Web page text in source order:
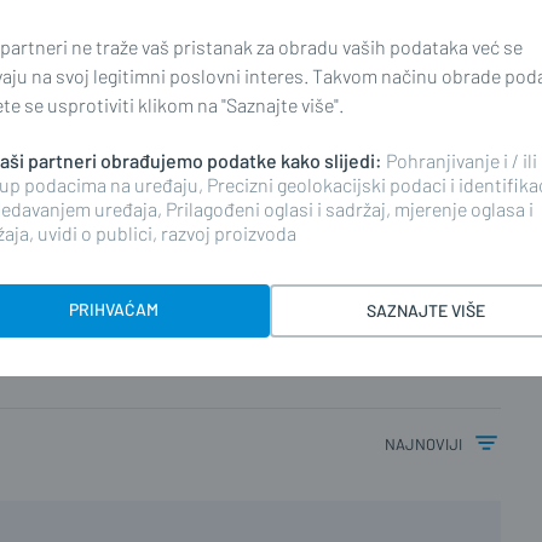
zločin prema temeljnim
Hrvatska. Naša Vlada ima
nedavne prošlosti,
, potpredsjednik Vlade i
najnoviji
ne traže vaš pristanak za obradu vaših podataka već se
na svoj legitimni poslovni interes. Takvom načinu obrade
se usprotiviti klikom na "Saznajte više".
partneri obrađujemo podatke kako slijedi: Pohranjivanje i / ili
podacima na uređaju, Precizni geolokacijski podaci i
uređaja, Prilagođeni oglasi i sadržaj, mjerenje oglasa i
uvidi o publici, razvoj proizvoda
PRIHVAĆAM SAZNAJTE VIŠE